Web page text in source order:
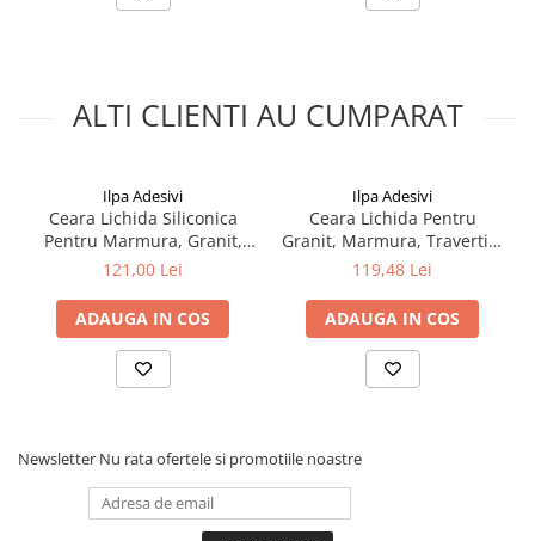
ALTI CLIENTI AU CUMPARAT
Ilpa Adesivi
Ceara Lichida Siliconica
Pentru Marmura, Granit,
Travertin si Piatra Naturala
121,00 Lei
ADAUGA IN COS
Ilpa Adesivi
Ceara Lichida Pentru
Granit, Marmura, Travertin,
Ardezie si Piatra Naturala –
119,48 Lei
ADAUGA IN COS
Newsletter Nu rata ofertele si promotiile noastre